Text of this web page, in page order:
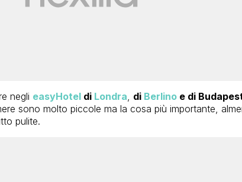
negli easyHoteldi Londra di Berlinoe di
sono molto piccole ma la cosa più importante,
pulite.